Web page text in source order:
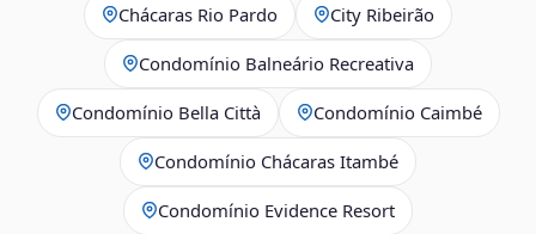
Chácaras Rio Pardo City Ribeirão
Condomínio Balneário Recreativa
Condomínio Bella Città Condomínio Caimbé
Condomínio Chácaras Itambé
Condomínio Evidence Resort